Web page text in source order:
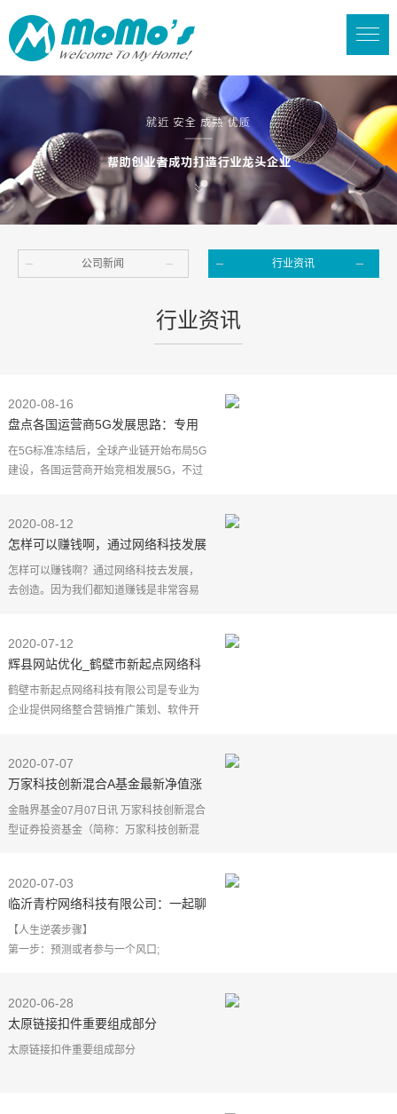
公司新闻 行业资讯
行业资讯
2020-08-16
盘点各国运营商5G发展思路：专用
5G网络受青睐，DSS技术惹争议
在5G标准冻结后，全球产业链开始布局5G
建设，各国运营商开始竞相发展5G，不过
美国正在积极建设公众5G网络，例如T-
Mobi
2020-08-12
怎样可以赚钱啊，通过网络科技发展
去创造
怎样可以赚钱啊？通过网络科技去发展，
去创造。因为我们都知道赚钱是非常容易
所以我们对这些行
2020-07-12
辉县网站优化_鹤壁市新起点网络科
技有限公司
鹤壁市新起点网络科技有限公司是专业为
企业提供网络整合营销推广策划、软件开
平和不懈努力，
2020-07-07
万家科技创新混合A基金最新净值涨
幅达5.79％
金融界基金07月07日讯 万家科技创新混合
型证券投资基金（简称：万家科技创新混
值为1.3500元，累计
2020-07-03
临沂青柠网络科技有限公司：一起聊
聊那些创业经验
【人生逆袭步骤】
第一步：预测或者参与一个风口;
第三步：行动——通过1～3年的努力，积
累一定数
2020-06-28
太原链接扣件重要组成部分
太原链接扣件重要组成部分